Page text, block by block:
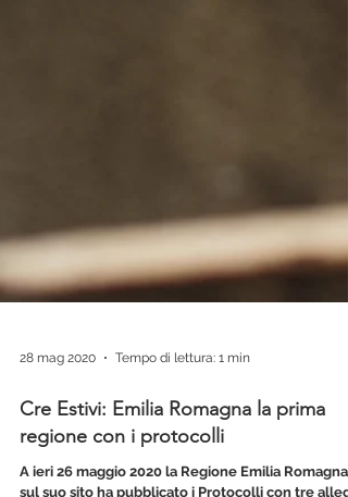
28 mag 2020 Tempo di lettura: 1 min
regione con i protocolli